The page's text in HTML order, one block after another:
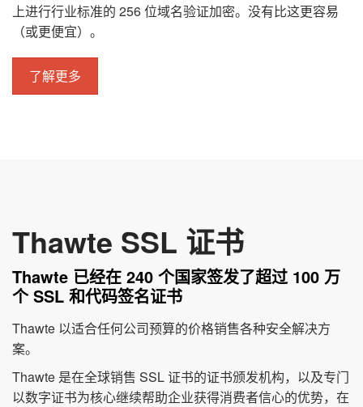
上进行行业标准的 256 位域名验证加密。没有比这更容易
（或更便宜）。
了解更多
Thawte SSL 证书
Thawte 已经在 240 个国家签发了超过 100 万
个 SSL 和代码签名证书
Thawte 以适合任何公司预算的价格销售各种安全解决方
案。
Thawte 是在全球销售 SSL 证书的证书颁发机构，以及专门
以数字证书为核心继续帮助企业获得消费者信心的优势，在